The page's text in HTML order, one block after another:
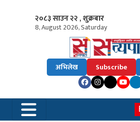
२०८३ साउन २२ , शुक्रबार
8, August 2026, Saturday
अभिलेख Subscribe